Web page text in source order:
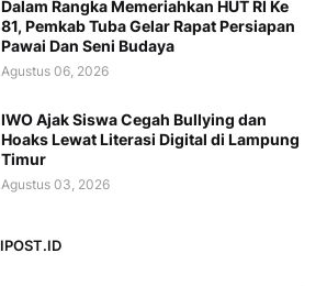
Dalam Rangka Memeriahkan HUT RI Ke
81, Pemkab Tuba Gelar Rapat Persiapan
Pawai Dan Seni Budaya
Agustus 06, 2026
IWO Ajak Siswa Cegah Bullying dan
Hoaks Lewat Literasi Digital di Lampung
Timur
Agustus 03, 2026